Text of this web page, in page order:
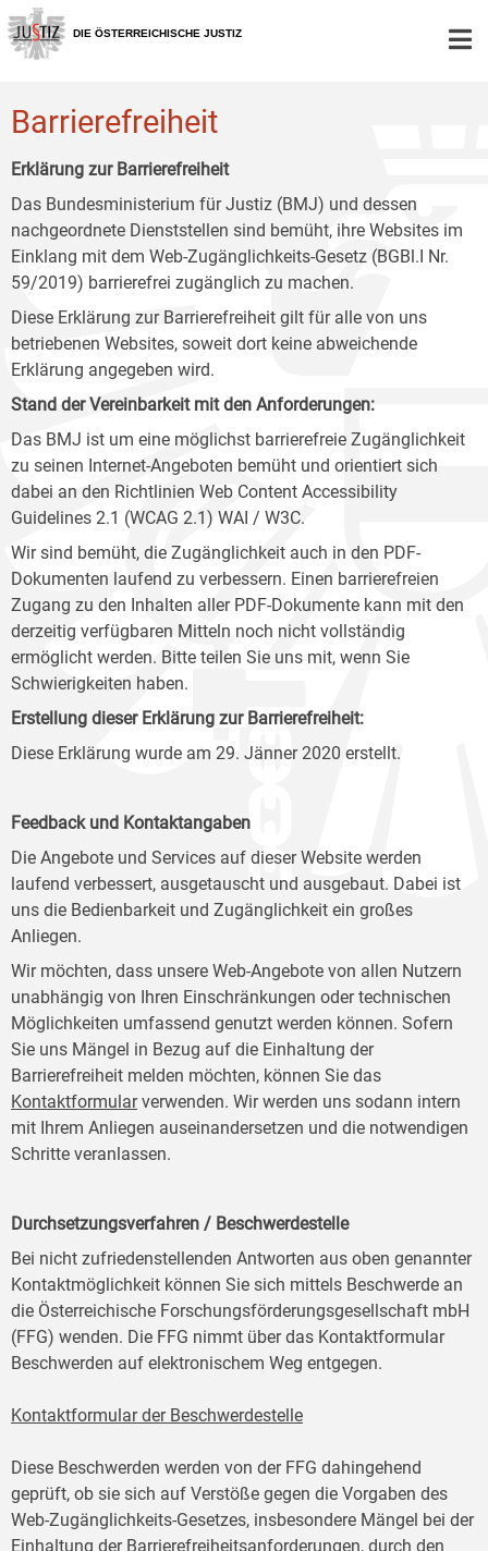
Zur
Hauptnavigation
[1]
Zum
Inhalt
[2]
Zum
Untermenü
[3]
DIE ÖSTERREICHISCHE JUSTIZ
Barrierefreiheit
Erklärung zur Barrierefreiheit
Das Bundesministerium für Justiz (BMJ) und dessen
nachgeordnete Dienststellen sind bemüht, ihre Websites im
Einklang mit dem Web-Zugänglichkeits-Gesetz (BGBl.I Nr.
59/2019) barrierefrei zugänglich zu machen.
Diese Erklärung zur Barrierefreiheit gilt für alle von uns
betriebenen Websites, soweit dort keine abweichende
Erklärung angegeben wird.
Stand der Vereinbarkeit mit den Anforderungen:
Das BMJ ist um eine möglichst barrierefreie Zugänglichkeit
zu seinen Internet-Angeboten bemüht und orientiert sich
dabei an den Richtlinien Web Content Accessibility
Guidelines 2.1 (WCAG 2.1) WAI / W3C.
Wir sind bemüht, die Zugänglichkeit auch in den PDF-
Dokumenten laufend zu verbessern. Einen barrierefreien
Zugang zu den Inhalten aller PDF-Dokumente kann mit den
derzeitig verfügbaren Mitteln noch nicht vollständig
ermöglicht werden. Bitte teilen Sie uns mit, wenn Sie
Schwierigkeiten haben.
Erstellung dieser Erklärung zur Barrierefreiheit:
Diese Erklärung wurde am 29. Jänner 2020 erstellt.
Feedback und Kontaktangaben
Die Angebote und Services auf dieser Website werden
laufend verbessert, ausgetauscht und ausgebaut. Dabei ist
uns die Bedienbarkeit und Zugänglichkeit ein großes
Anliegen.
Wir möchten, dass unsere Web-Angebote von allen Nutzern
unabhängig von Ihren Einschränkungen oder technischen
Möglichkeiten umfassend genutzt werden können. Sofern
Sie uns Mängel in Bezug auf die Einhaltung der
Barrierefreiheit melden möchten, können Sie das
Kontaktformularverwenden. Wir werden uns sodann intern
mit Ihrem Anliegen auseinandersetzen und die notwendigen
Schritte veranlassen.
Durchsetzungsverfahren / Beschwerdestelle
Bei nicht zufriedenstellenden Antworten aus oben genannter
Kontaktmöglichkeit können Sie sich mittels Beschwerde an
die Österreichische Forschungsförderungsgesellschaft mbH
(FFG) wenden. Die FFG nimmt über das Kontaktformular
Beschwerden auf elektronischem Weg entgegen.
Kontaktformular der Beschwerdestelle
Diese Beschwerden werden von der FFG dahingehend
geprüft, ob sie sich auf Verstöße gegen die Vorgaben des
Web-Zugänglichkeits-Gesetzes, insbesondere Mängel bei der
Einhaltung der Barrierefreiheitsanforderungen, durch den